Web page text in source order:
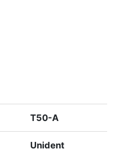
T50-A
Unident